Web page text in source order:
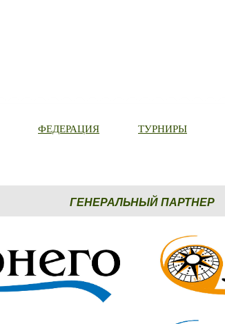
ФЕДЕРАЦИЯ ТУРНИРЫ
ГЕНЕРАЛЬНЫЙ ПАРТНЕР